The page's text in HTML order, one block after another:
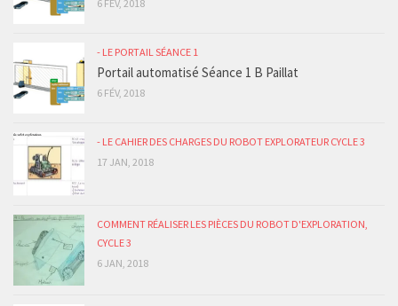
6 FÉV, 2018
- LE PORTAIL SÉANCE 1
Portail automatisé Séance 1 B Paillat
6 FÉV, 2018
- LE CAHIER DES CHARGES DU ROBOT EXPLORATEUR CYCLE 3
17 JAN, 2018
COMMENT RÉALISER LES PIÈCES DU ROBOT D'EXPLORATION,
CYCLE 3
6 JAN, 2018